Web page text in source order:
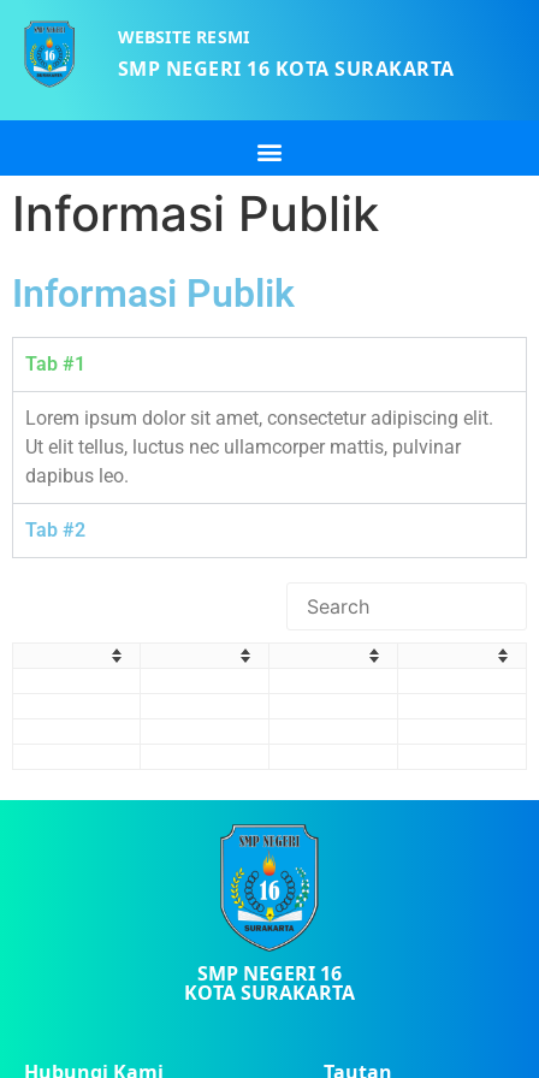
WEBSITE RESMI
SMP NEGERI 16 KOTA SURAKARTA
Informasi Publik
Informasi Publik
Tab #1
Lorem ipsum dolor sit amet, consectetur adipiscing elit.
Ut elit tellus, luctus nec ullamcorper mattis, pulvinar
dapibus leo.
Tab #2
SMP NEGERI 16
KOTA SURAKARTA
Hubungi Kami Tautan